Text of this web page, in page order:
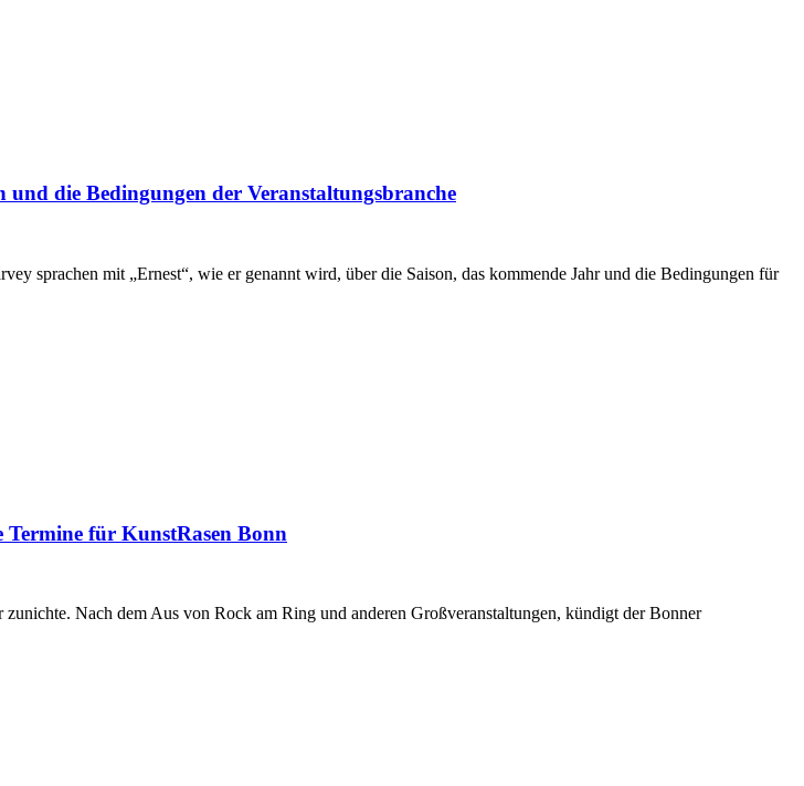
die Bedingungen der Veranstaltungsbranche
sprachen mit „Ernest“, wie er genannt wird, über die Saison, das kommende Jahr und die Bedingungen für
für KunstRasen Bonn
Nach dem Aus von Rock am Ring und anderen Großveranstaltungen, kündigt der Bonner